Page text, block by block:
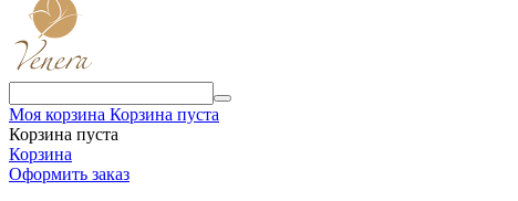
Моя корзина Корзина пуста
Корзина пуста
Корзина
Оформить заказ